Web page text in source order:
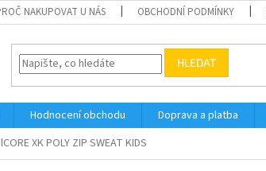
NAKUPOVAT U NÁS OBCHODNÍ PODMÍNKY
HLEDAT
Hodnocení obchodu Doprava a platba
XK POLY ZIP SWEAT KIDS